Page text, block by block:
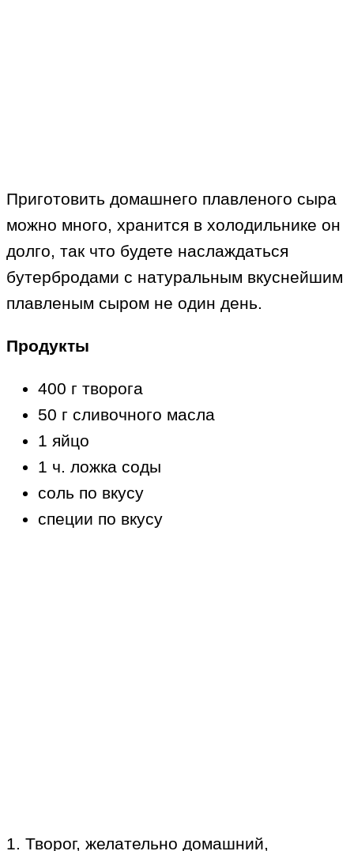
Приготовить домашнего плавленого сыра
можно много, хранится в холодильнике он
долго, так что будете наслаждаться
бутербродами с натуральным вкуснейшим
плавленым сыром не один день.
Продукты
400 г творога
50 г сливочного масла
1 яйцо
1 ч. ложка соды
соль по вкусу
специи по вкусу
1. Творог, желательно домашний,